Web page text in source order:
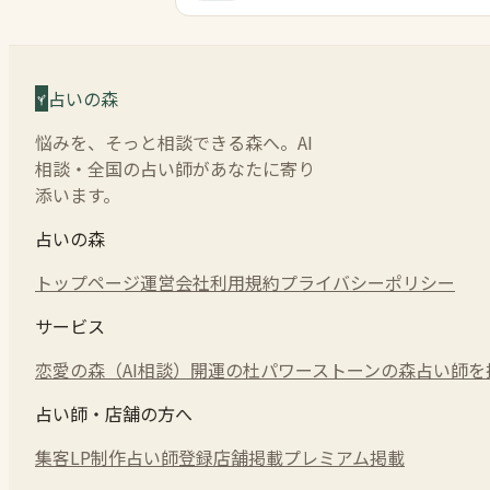
占いの森
悩みを、そっと相談できる森へ。AI
相談・全国の占い師があなたに寄り
添います。
占いの森
トップページ運営会社利用規約プライバシーポリシー
サービス
恋愛の森（AI相談） 開運の杜パワーストーンの森占い師
占い師・店舗の方へ
集客LP制作占い師登録店舗掲載プレミアム掲載